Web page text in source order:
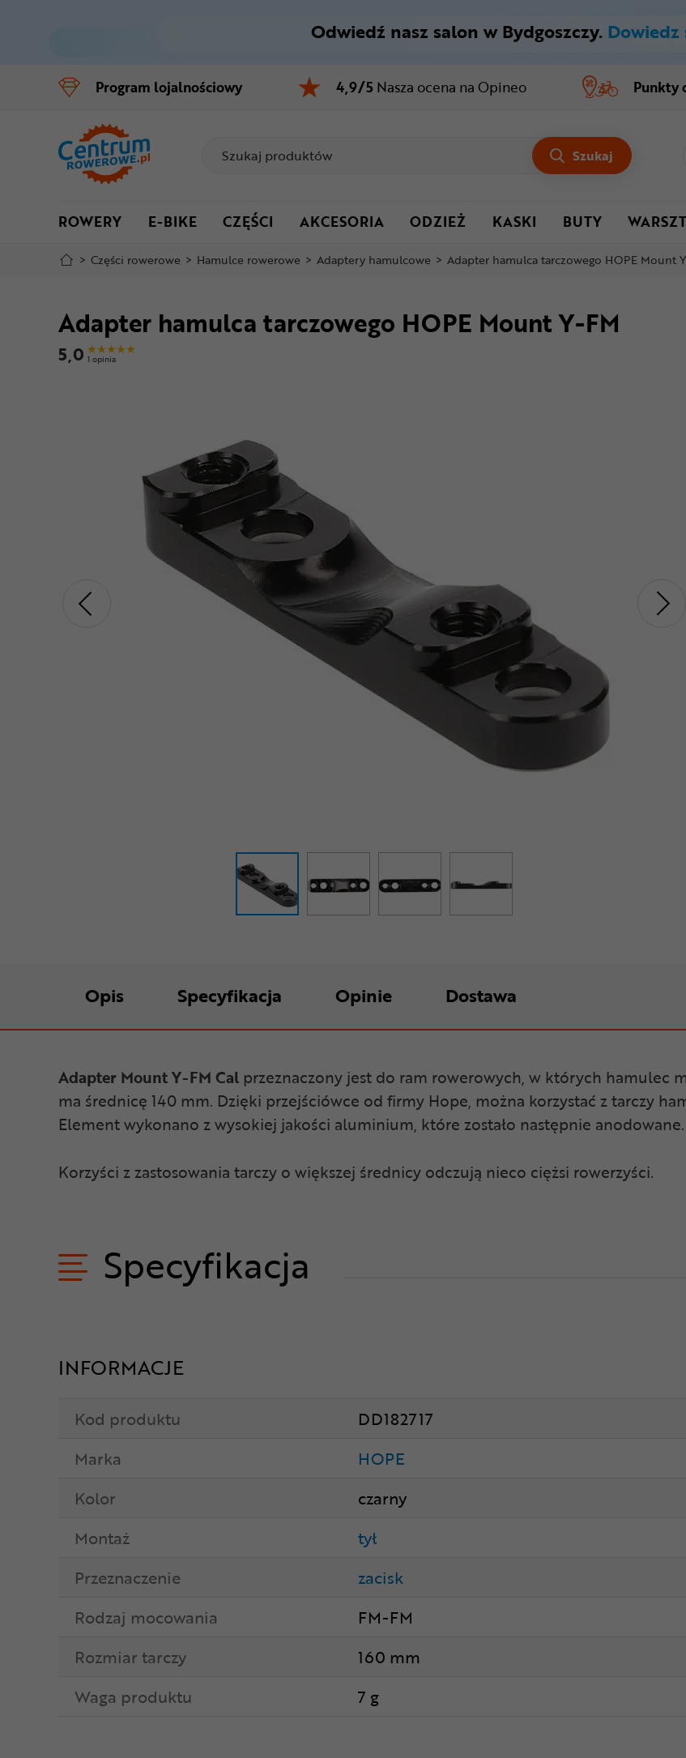
Menu główne
Informacje o produkcie
Do koszyka
Szczegółowe informacje
Mapa strony
Odwiedź nasz salon w Bydgoszczy. Dowiedz
Program lojalnościowy 4,9/5 Nasza ocena na Opineo Punkty
Szukaj
ROWERY E-BIKE CZĘŚCI AKCESORIA ODZIEŻ KASKI BUTY
> Części rowerowe > Hamulce rowerowe > Adaptery hamulcowe > Adapter hamulca tarczowego HOPE Mount
Adapter hamulca tarczowego HOPE Mount Y-FM
5,0 1 opinia
Opis Specyfikacja Opinie Dostawa
Adapter Mount Y-FM Cal przeznaczony jest do ram rowerowych, w których hamulec
ma średnicę 140 mm. Dzięki przejściówce od firmy Hope, można korzystać z tarczy
Element wykonano z wysokiej jakości aluminium, które zostało następnie anodowane.
Korzyści z zastosowania tarczy o większej średnicy odczują nieco ciężsi rowerzyści.
Specyfikacja
INFORMACJE
Kod produktu
DD182717
Marka
HOPE
Kolor
czarny
Montaż
tył
Przeznaczenie
zacisk
Rodzaj mocowania
FM-FM
Rozmiar tarczy
160 mm
Waga produktu
7 g